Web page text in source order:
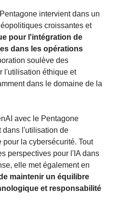
intervient dans un
croissantes et
pour l'intégration de
dans les opérations
soulève des
l'utilisation éthique et
dans le domaine de la
avec le Pentagone
dans l'utilisation de
la cybersécurité. Tout
perspectives pour l'IA dans
elle met également en
maintenir un équilibre
et responsabilité